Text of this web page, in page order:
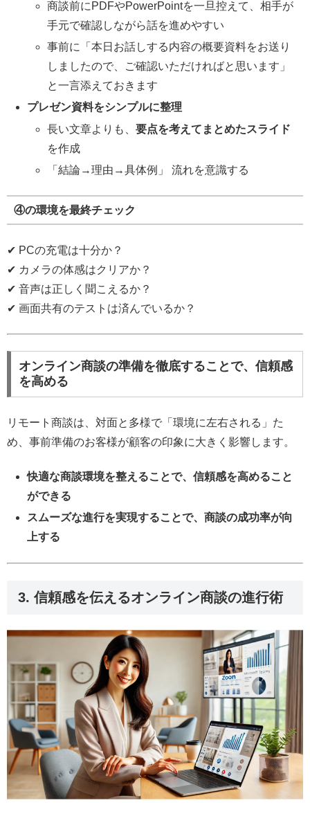
商談前にPDFやPowerPointを一旦控えて、相手が
手元で確認しながら話を進めやすい
事前に「本日お話しする内容の概要資料をお送り
しましたので、ご確認いただければと思います」
と一言添えておきます
プレゼン資料をシンプルに整理
長い文章よりも、要点を考えてまとめたスライド
を作成
「結論→理由→具体例」 流れを意識する
④の環境を最終チェック
✔ PCの充電は十分か？
✔ カメラの体感はクリアか？
✔ 音声は正しく聞こえるか？
✔ 画面共有のテストは済んでいるか？
オンライン商談の準備を徹底することで、信頼感
を高める
リモート商談は、対面と多様で「環境に左右される」た
め、事前準備のお客様が顧客の印象に大きく影響します。
快適な商談環境を整えることで、信頼感を高めること
ができる
スムーズな進行を実現することで、商談の成功率が向
上する
3. 信頼感を伝えるオンライン商談の進行術